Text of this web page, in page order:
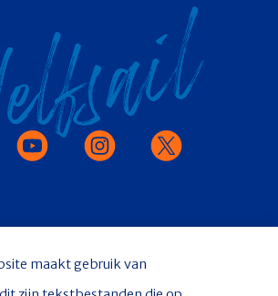
Youtube Instagram
maakt gebruik van